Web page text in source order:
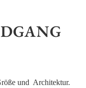
und Architektur.